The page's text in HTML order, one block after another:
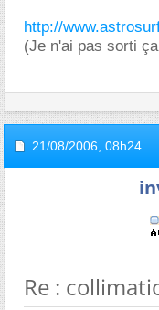
http://
(Je n'ai pas sorti
21/08/2006, 08h24
Re :